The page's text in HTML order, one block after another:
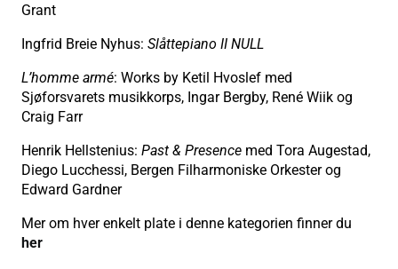
Grant
Ingfrid Breie Nyhus: Slåttepiano II NULL
L’homme armé: Works by Ketil Hvoslef med
Sjøforsvarets musikkorps, Ingar Bergby, René Wiik og
Craig Farr
Henrik Hellstenius: Past & Presence med Tora Augestad,
Diego Lucchessi, Bergen Filharmoniske Orkester og
Edward Gardner
Mer om hver enkelt plate i denne kategorien finner du
her